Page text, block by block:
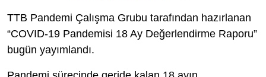
TTB Pandemi Çalışma Grubu tarafından hazırlanan
“COVID-19 Pandemisi 18 Ay Değerlendirme Raporu”
bugün yayımlandı.